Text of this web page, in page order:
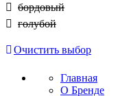
бордовый
голубой
Очистить выбор
Главная
О Бренде